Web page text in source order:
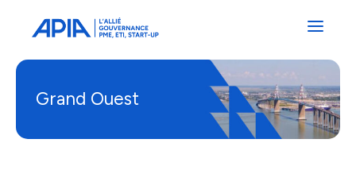
Professionnels
Indépendants
Grand Ouest